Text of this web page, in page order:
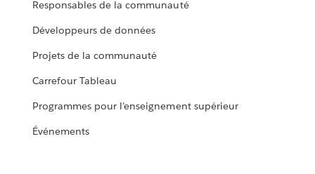
Responsables de la communauté
Développeurs de données
Projets de la communauté
Carrefour Tableau
Programmes pour l’enseignement supérieur
Événements